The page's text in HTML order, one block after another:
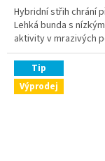
Hybridní střih chrání
Lehká bunda s
aktivity v mrazivých
Tip
Výprodej